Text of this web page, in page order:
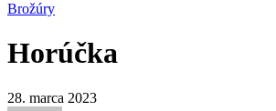
Brožúry
Horúčka
28. marca 2023